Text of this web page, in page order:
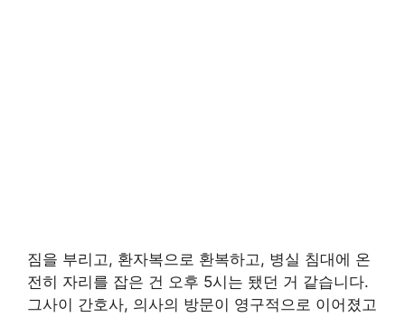
짐을 부리고, 환자복으로 환복하고, 병실 침대에 온
전히 자리를 잡은 건 오후 5시는 됐던 거 같습니다.
그사이 간호사, 의사의 방문이 영구적으로 이어졌고